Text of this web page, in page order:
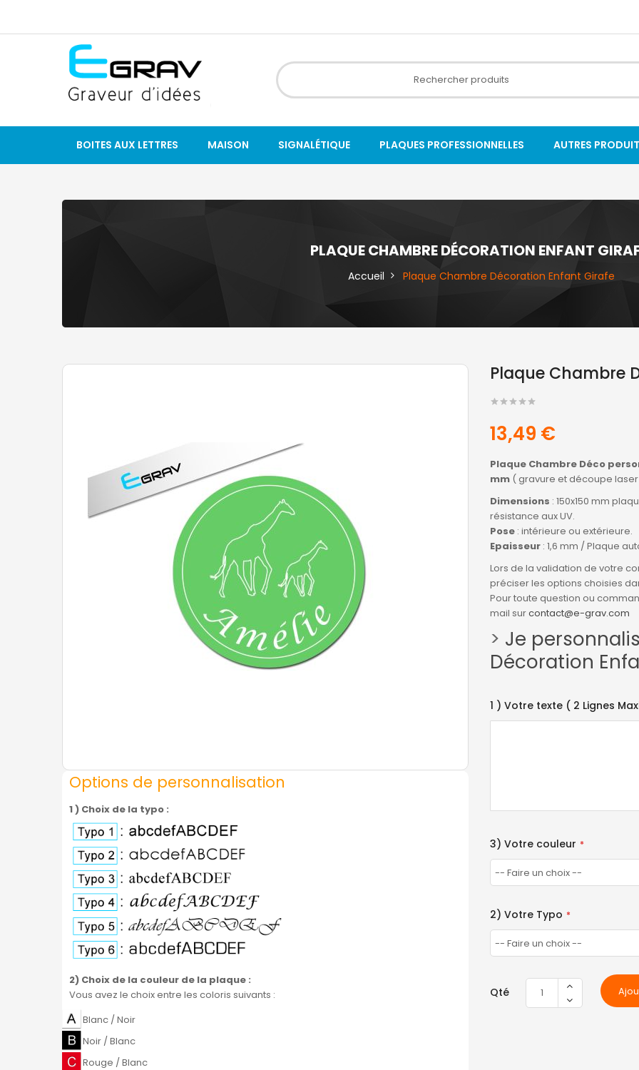
BOITES AUX LETTRES MAISON SIGNALÉTIQUE PLAQUES PROFESSIONNELLES AUTRES
PLAQUE CHAMBRE DÉCORATION ENFANT
Accueil Plaque Chambre Décoration Enfant Girafe
Options de personnalisation
1 ) Choix de la typo :
2) Choix de la couleur de la plaque :
Vous avez le choix entre les coloris suivants :
Blanc / Noir
Noir / Blanc
Rouge / Blanc
Plaque Chambre
13,49 €
Plaque Chambre Déco
mm ( gravure et découpe
Dimensions : 150x150 mm
résistance aux UV.
Pose : intérieure ou extérieure.
Epaisseur : 1,6 mm / Plaque
Lors de la validation de votre
préciser les options choisies
Pour toute question ou
mail surcontact@e-grav.com
> Je
Décoration
1 ) Votre texte ( 2 Lignes
3) Votre couleur
2) Votre Typo
Qté